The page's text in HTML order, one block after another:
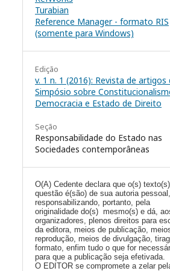
Turabian
Reference Manager - formato RIS
(somente para Windows)
Edição
v. 1 n. 1 (2016): Revista de artigos
Simpósio sobre
Democracia e Estado de Direito
Seção
Responsabilidade do Estado nas
Sociedades contemporâneas
O(A) Cedente declara que o(s)
questão é(são) de sua autoria
responsabilizando, portanto, pela
originalidade do(s) mesmo(s) e dá,
organizadores, plenos direitos para
da editora, meios de publicação,
reprodução, meios de divulgação,
formato, enfim tudo o que for
para que a publicação seja efetivada.
O EDITOR se compromete a zelar